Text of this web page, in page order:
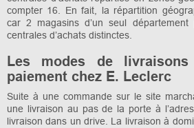
compter 16. En fait, la répartition
car 2 magasins d’un seul
centrales d’achats distinctes.
Les modes de
paiement chez E. Leclerc
Suite à une commande sur le site
une livraison au pas de la porte à
livraison dans un drive. La livraison à